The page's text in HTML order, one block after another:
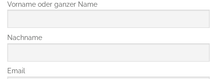
Vorname oder ganzer Name
Nachname
Email